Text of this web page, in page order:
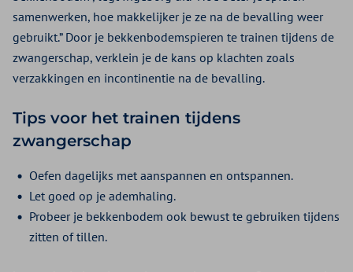
samenwerken, hoe makkelijker je ze na de bevalling weer
gebruikt.” Door je bekkenbodemspieren te trainen tijdens de
zwangerschap, verklein je de kans op klachten zoals
verzakkingen en incontinentie na de bevalling.
Tips voor het trainen tijdens
zwangerschap
Oefen dagelijks met aanspannen en ontspannen.
Let goed op je ademhaling.
Probeer je bekkenbodem ook bewust te gebruiken tijdens
zitten of tillen.